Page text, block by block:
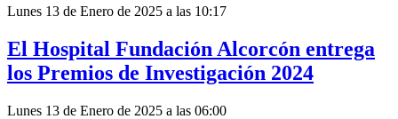
Lunes 13 de Enero de 2025 a las 10:17
El Hospital Fundación Alcorcón entrega
los Premios de Investigación 2024
Lunes 13 de Enero de 2025 a las 06:00